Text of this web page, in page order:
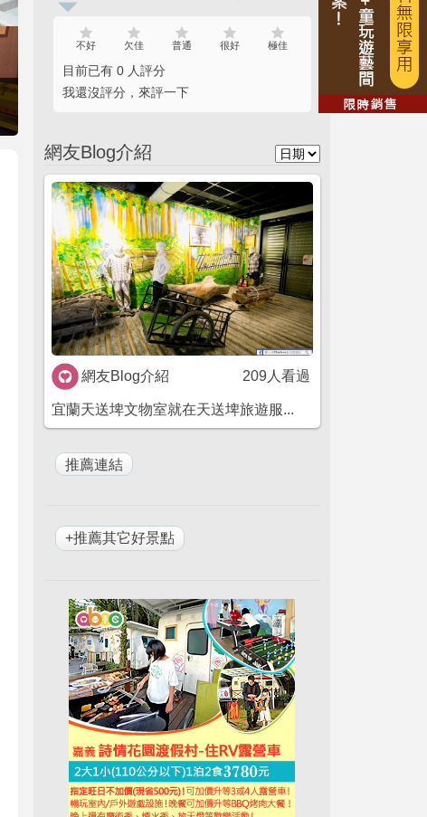
不好 欠佳 普通 很好 極佳
目前已有 0 人評分
我還沒評分，來評一下
網友Blog介紹
網友Blog介紹 209人看過
宜蘭天送埤文物室就在天送埤旅遊服...
+推薦其它好景點